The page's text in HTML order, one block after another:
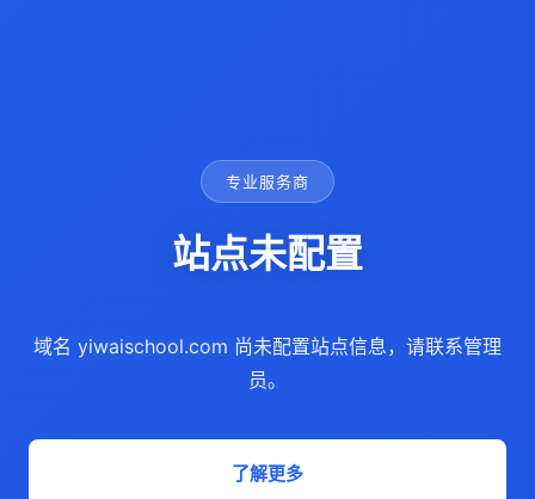
专业服务商
站点未配置
域名 yiwaischool.com 尚未配置站点信息，请联系管理
员。
了解更多